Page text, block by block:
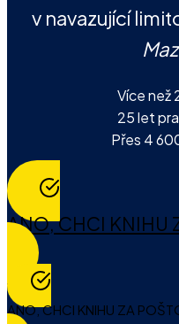
v navazující
Více než
25 let
Přes 4
ANO, CHCI KNIHU
ANO, CHCI KNIHU ZA